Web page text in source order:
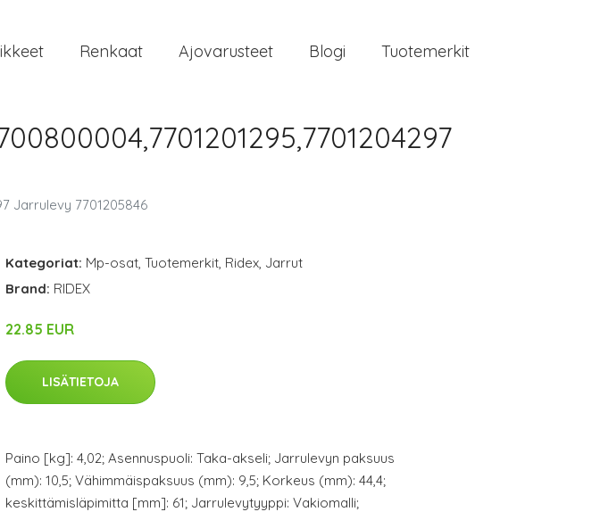
Renkaat Ajovarusteet Blogi Tuotemerkit
Jarrulevy 7701205846
Kategoriat: Mp-osat, Tuotemerkit, Ridex, Jarrut
Brand: RIDEX
22.85 EUR
LISÄTIETOJA
Paino [kg]: 4,02; Asennuspuoli: Taka-akseli; Jarrulevyn paksuus
(mm): 10,5; Vähimmäispaksuus (mm): 9,5; Korkeus (mm): 44,4;
keskittämisläpimitta [mm]: 61; Jarrulevytyyppi: Vakiomalli;